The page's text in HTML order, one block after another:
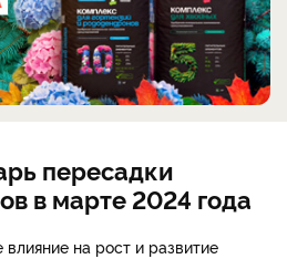
пересадки
в марте 2024 года
на рост и развитие